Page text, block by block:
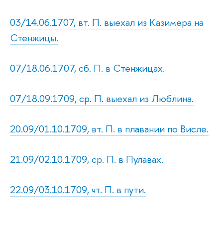
03/14.06.1707, вт. П. выехал из Казимера на
Стенжицы.
07/18.06.1707, сб. П. в Стенжицах.
07/18.09.1709, ср. П. выехал из Люблина.
20.09/01.10.1709, вт. П. в плавании по Висле.
21.09/02.10.1709, ср. П. в Пулавах.
22.09/03.10.1709, чт. П. в пути.